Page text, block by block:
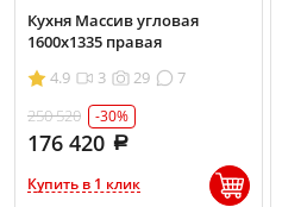
Кухня Массив угловая
1600х1335 правая
4.9
3 29
7
250 520
-30%
176 420
Купить в 1 клик